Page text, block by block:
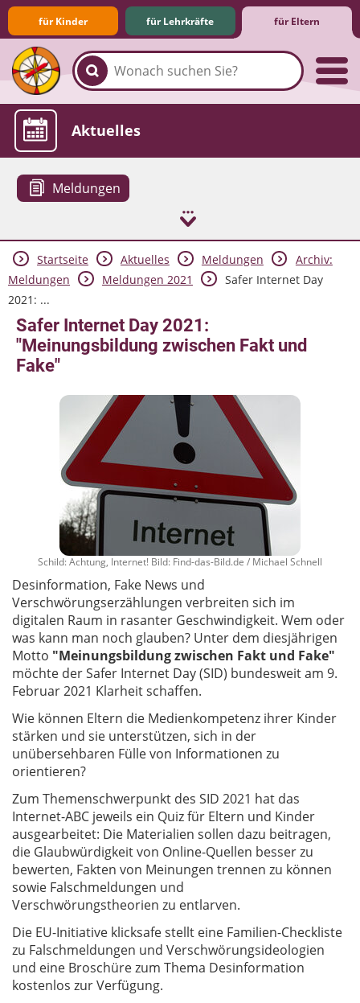
für Kinder für Lehrkräfte für Eltern
Familie & Medien
Spieletipps & Lernsoftware
Die Jüngsten im Netz
Lexikon
Aktuelles
Meldungen
Startseite Aktuelles Meldungen
Archiv:
Meldungen
Meldungen 2021
Safer Internet Day
2021: ...
Safer Internet Day 2021:
"Meinungsbildung zwischen Fakt und
Fake"
Schild: Achtung, Internet! Bild: Find-das-Bild.de / Michael Schnell
Desinformation, Fake News und
Verschwörungserzählungen verbreiten sich im
digitalen Raum in rasanter Geschwindigkeit. Wem oder
was kann man noch glauben? Unter dem diesjährigen
Motto "Meinungsbildung zwischen Fakt und Fake"
möchte der Safer Internet Day (SID) bundesweit am 9.
Februar 2021 Klarheit schaffen.
Wie können Eltern die Medienkompetenz ihrer Kinder
stärken und sie unterstützen, sich in der
unübersehbaren Fülle von Informationen zu
orientieren?
Zum Themenschwerpunkt des SID 2021 hat das
Internet-ABC jeweils ein Quiz für Eltern und Kinder
ausgearbeitet: Die Materialien sollen dazu beitragen,
die Glaubwürdigkeit von Online-Quellen besser zu
bewerten, Fakten von Meinungen trennen zu können
sowie Falschmeldungen und
Verschwörungstheorien zu entlarven.
Die EU-Initiative klicksafe stellt eine Familien-Checkliste
zu Falschmeldungen und Verschwörungsideologien
und eine Broschüre zum Thema Desinformation
kostenlos zur Verfügung.